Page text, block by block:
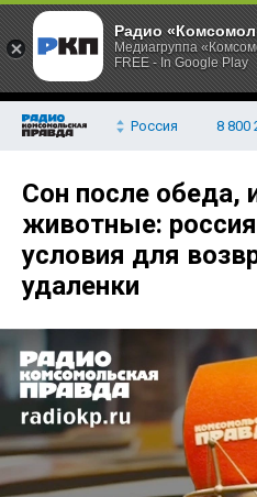
Россия 8 800
Сон после обеда,
животные:
условия для
удаленки
Радио
Медиагруппа
FREE - In Google Play